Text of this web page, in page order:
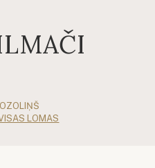
LOMAS